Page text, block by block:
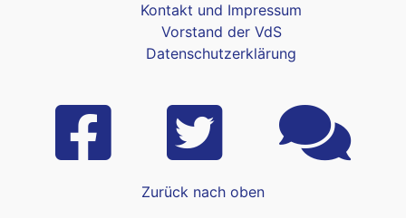
Kontakt und Impressum
Vorstand der VdS
Datenschutzerklärung
Zurück nach oben